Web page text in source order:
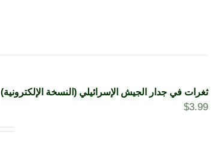
ثغرات في جدار الجيش الإسرائيلي (النسخة الإلكترونية)
$3.99